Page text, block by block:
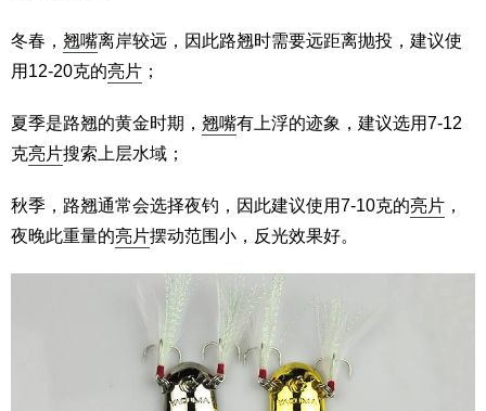
冬春， 翘嘴离岸较远，因此路翘时需要远距离抛投，建议使
用12-20克的亮片 ；
夏季是路翘的黄金时期， 翘嘴有上浮的迹象，建议选用7-12
克亮片搜索上层水域；
秋季，路翘通常会选择夜钓，因此建议使用7-10克的亮片 ，
夜晚此重量的亮片摆动范围小，反光效果好。